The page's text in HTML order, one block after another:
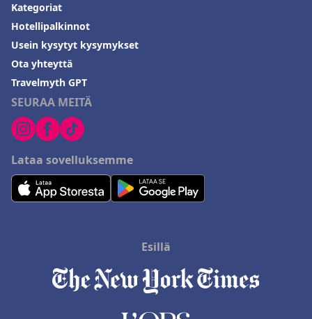
SEURAA MEITÄ
Lataa sovelluksemme
Kategoriat
Hotellipalkinnot
Usein kysytyt kysymykset
Ota yhteyttä
Travelmyth GPT
Esillä